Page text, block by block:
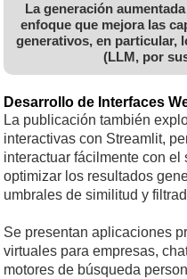
La generación
enfoque que mejora las
generativos, en particular,
(LLM, por
Desarrollo de Interfaces
La publicación también
interactivas con Streamlit,
interactuar fácilmente con
optimizar los resultados
umbrales de similitud y
Se presentan aplicaciones
virtuales para empresas,
motores de búsqueda